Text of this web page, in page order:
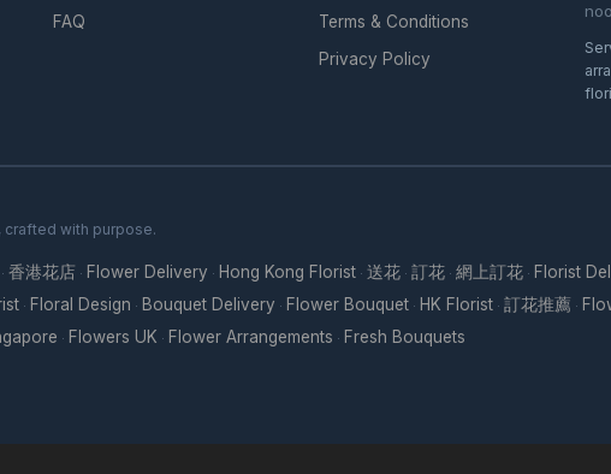
FAQ
Terms & Conditions
Privacy Policy
with purpose.
· 香港花店 · Flower Delivery · Hong Kong Florist · 送花 · 訂花 · 網上訂花 · Florist
· Floral Design · Bouquet Delivery · Flower Bouquet · HK Florist · 訂花推薦 ·
· Flowers UK · Flower Arrangements · Fresh Bouquets